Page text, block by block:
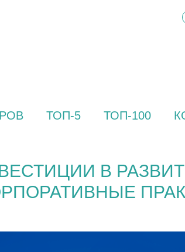
ТОП-5 ТОП-100
В